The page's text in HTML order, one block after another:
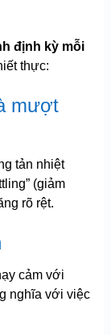
định kỳ mỗi
thực:
mượt
tản nhiệt
(giảm
rõ rệt.
cảm với
nghĩa với việc